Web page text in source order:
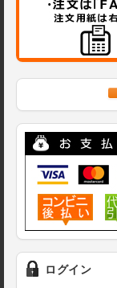
ログイン